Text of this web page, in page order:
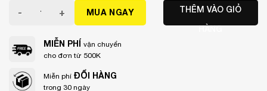
Túi Tote Nữ Coach Fiona Zip Tote Bag In Signature
MUA NGAY
THÊM VÀO GIỎ
HÀNG
MIỄN PHÍ vận chuyển
cho đơn từ 500K
Miễn phí ĐỔI HÀNG
trong 30 ngày